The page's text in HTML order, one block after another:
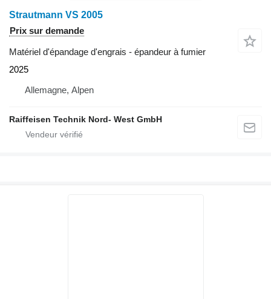
Strautmann VS 2005
Prix sur demande
Matériel d'épandage d'engrais - épandeur à fumier
2025
Allemagne, Alpen
Raiffeisen Technik Nord- West GmbH